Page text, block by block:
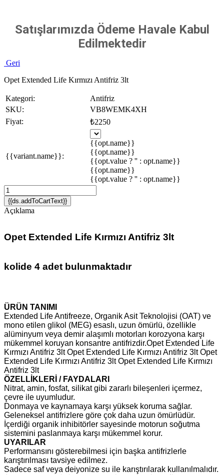
Satışlarımızda Ödeme Havale Kabul
Edilmektedir
Geri
Opet Extended Life Kırmızı Antifriz 3lt
Kategori:
Antifriz
SKU:
VB8WEMK4XH
Fiyat:
₺2250
{{variant.name}}:
{{opt.name}}
{{opt.name}}
{{opt.value ? '' : opt.name}}
{{opt.name}}
{{opt.value ? '' : opt.name}}
{{ds.addToCartText}}
Açıklama
Opet Extended Life Kırmızı Antifriz 3lt
kolide 4 adet bulunmaktadır
ÜRÜN TANIMI
Extended Life Antifreeze, Organik Asit Teknolojisi (OAT) ve
mono etilen glikol (MEG) esaslı, uzun ömürlü, özellikle
alüminyum veya demir alaşımlı motorları korozyona karşı
mükemmel koruyan konsantre antifrizdir.Opet Extended Life
Kırmızı Antifriz 3lt Opet Extended Life Kırmızı Antifriz 3lt Opet
Extended Life Kırmızı Antifriz 3lt Opet Extended Life Kırmızı
Antifriz 3lt
ÖZELLİKLERİ / FAYDALARI
Nitrat, amin, fosfat, silikat gibi zararlı bileşenleri içermez,
çevre ile uyumludur.
Donmaya ve kaynamaya karşı yüksek koruma sağlar.
Geleneksel antifrizlere göre çok daha uzun ömürlüdür.
İçerdiği organik inhibitörler sayesinde motorun soğutma
sistemini paslanmaya karşı mükemmel korur.
UYARILAR
Performansını gösterebilmesi için başka antifrizlerle
karıştırılması tavsiye edilmez.
Sadece saf veya deiyonize su ile karıştırılarak kullanılmalıdır.